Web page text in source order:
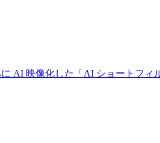
AI 映像化した「AI ショートフィ